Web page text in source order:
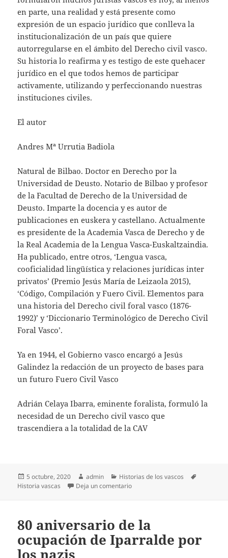
en parte, una realidad y está presente como
expresión de un espacio jurídico que conlleva la
institucionalización de un país que quiere
autorregularse en el ámbito del Derecho civil vasco.
Su historia lo reafirma y es testigo de este quehacer
jurídico en el que todos hemos de participar
activamente, utilizando y perfeccionando nuestras
instituciones civiles.
El autor
Andres Mª Urrutia Badiola
Natural de Bilbao. Doctor en Derecho por la
Universidad de Deusto. Notario de Bilbao y profesor
de la Facultad de Derecho de la Universidad de
Deusto. Imparte la docencia y es autor de
publicaciones en euskera y castellano. Actualmente
es presidente de la Academia Vasca de Derecho y de
la Real Academia de la Lengua Vasca-Euskaltzaindia.
Ha publicado, entre otros, ‘Lengua vasca,
cooficialidad lingüística y relaciones jurídicas inter
privatos’ (Premio Jesús María de Leizaola 2015),
‘Código, Compilación y Fuero Civil. Elementos para
una historia del Derecho civil foral vasco (1876-
1992)’ y ‘Diccionario Terminológico de Derecho Civil
Foral Vasco’.
Ya en 1944, el Gobierno vasco encargó a Jesús
Galindez la redacción de un proyecto de bases para
un futuro Fuero Civil Vasco
Adrián Celaya Ibarra, eminente foralista, formuló la
necesidad de un Derecho civil vasco que
trascendiera a la totalidad de la CAV
Publicado
el
5 octubre, 2020 Autor
admin Categorías
Historias de los vascos
Historia vascas
Deja un comentarioen El Derecho civil vasco: del
80 aniversario de la
ocupación de Iparralde por